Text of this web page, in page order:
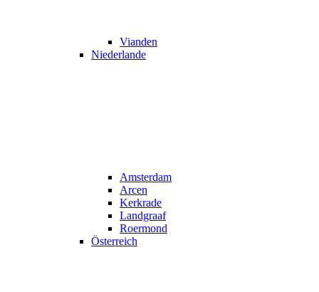
Vianden
Niederlande
Amsterdam
Arcen
Kerkrade
Landgraaf
Roermond
Österreich